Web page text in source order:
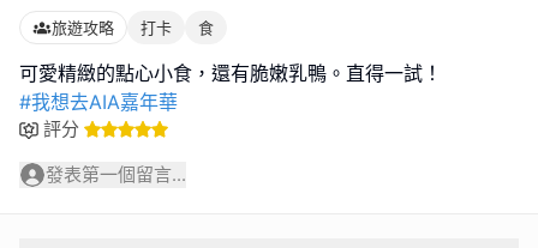
旅遊攻略 打卡 食
#我想去AIA嘉年華
評分
發表第一個留言...